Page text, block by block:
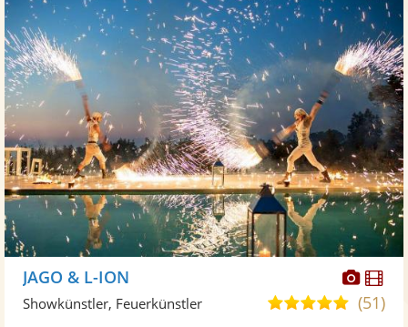
JAGO & L-ION
5,0(51)
Showkünstler, Feuerkünstler